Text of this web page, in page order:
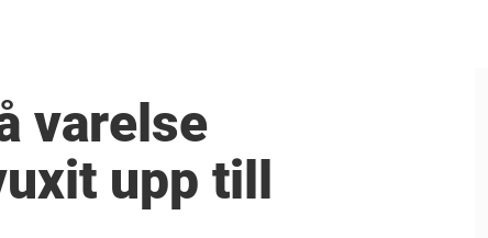
varelse
upp till